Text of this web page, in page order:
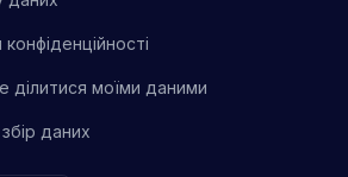
ділитися моїми даними
даних